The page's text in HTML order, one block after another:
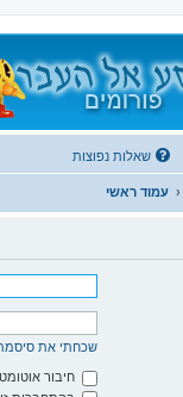
שאלות נפוצות
עמוד ראשי
שכחתי את
חיבור